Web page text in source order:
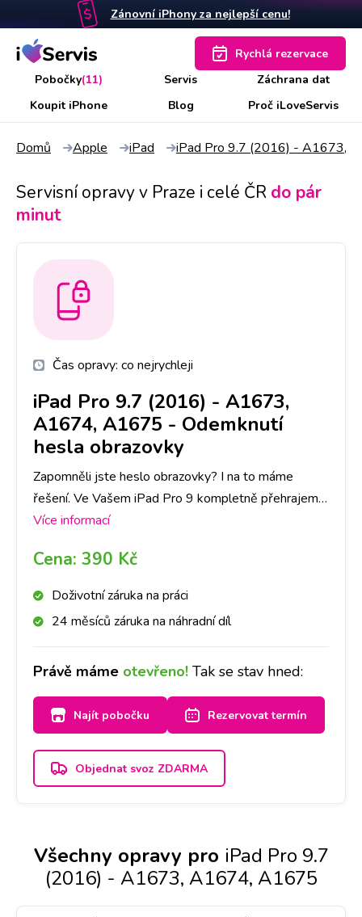
Zánovní iPhony za nejlepší cenu!
Pobočky(11) Servis
Záchrana dat
Koupit iPhone
Blog Proč iLoveServis
Rychlá rezervace
Domů Apple iPad iPad Pro 9.7 (2016) - A1673,
Servisní opravy v Praze i celé ČR do pár
minut
Čas opravy: co nejrychleji
iPad Pro 9.7 (2016) - A1673,
A1674, A1675 - Odemknutí
hesla obrazovky
Zapomněli jste heslo obrazovky? I na to máme
řešení. Ve Vašem iPad Pro 9 kompletně přehrajeme
software a telefon bude jako nový! Rozhodně ovšem
tomu, že heslo obrazovky slouží jako ochrana všech
dat, se při přehrání SW data automaticky smažou.
Více informací
Cena: 390 Kč
Doživotní záruka na práci
24 měsíců záruka na náhradní díl
Právě máme otevřeno! Tak se stav hned:
Najít pobočku Rezervovat termín
Objednat svoz ZDARMA
Všechny opravy pro iPad Pro 9.7
(2016) - A1673, A1674, A1675